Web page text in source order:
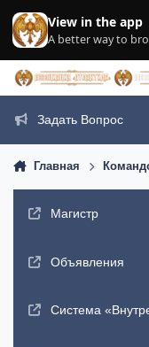
View in the app
A better way to
Задать Вопрос
Главная
Магистр
Объявления
Система